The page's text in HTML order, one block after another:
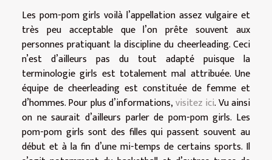
Les pom-pom girls voilà l’appellation assez vulgaire et
très peu acceptable que l’on prête souvent aux
personnes pratiquant la discipline du cheerleading. Ceci
n’est d’ailleurs pas du tout adapté puisque la
terminologie girls est totalement mal attribuée. Une
équipe de cheerleading est constituée de femme et
d’hommes. Pour plus d’informations,visitez ici. Vu ainsi
on ne saurait d’ailleurs parler de pom-pom girls. Les
pom-pom girls sont des filles qui passent souvent au
début et à la fin d’une mi-temps de certains sports. Il